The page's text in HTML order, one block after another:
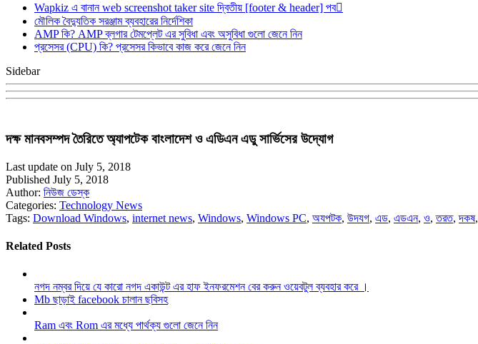
Wapkiz এ বানান web screenshot taker site দ্বিতীয় [footer & header] পব
মৌলিক বৈদ্যুতিক সরঞ্জাম ব্যবহারের নির্দেশিকা
AMP কি? AMP ব্লগার টেমপ্লেট এর সুবিধা এবং অসুবিধা গুলো জেনে নিন
প্রসেসর (CPU) কি? প্রসেসর কিভাবে কাজ করে জেনে নিন
Sidebar
দক্ষ মানবসম্পদ তৈরিতে অ্যাপটেক বাংলাদেশ ও এডিএন এডু সার্ভিসের উদ্যোগ
Last update on July 5, 2018
Published July 5, 2018
Author: নিউজ ডেস্ক
Categories: Technology News
Tags: Download Windows, internet news, Windows, Windows PC, অযপটক, উদযগ, এড, এডএন, ও,তরত,দকষ,
Related Posts
নগদ নম্বর দিয়ে যে কারো নগদ একাউন্ট এর হাফ ইনফরমেশন বের করুন ওয়েবটুল ব্যবহার করে ।
Mb ছাড়াই facebook চালান ছবিসহ
Ram এবং Rom এর মধ্যে পার্থক্য গুলো জেনে নিন